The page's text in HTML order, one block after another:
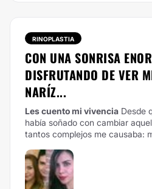
RINOPLASTIA
CON UNA SONRISA
DISFRUTANDO DE VER
NARÍZ...
Les cuento mi vivencia Desde
había soñado con cambiar
tantos complejos me causaba: